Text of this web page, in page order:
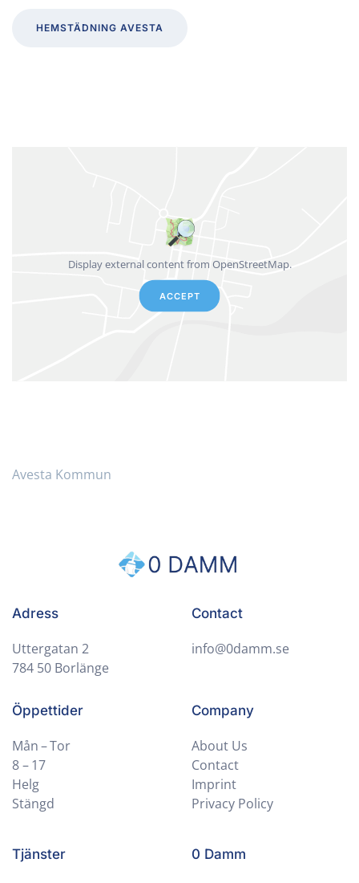
HEMSTÄDNING AVESTA
Display external content from OpenStreetMap.
ACCEPT
Avesta Kommun
Adress
Uttergatan 2
784 50 Borlänge
Contact
info@0damm.se
Öppettider
Mån – Tor
8 – 17
Helg
Stängd
Company
About Us
Contact
Imprint
Privacy Policy
Tjänster 0 Damm